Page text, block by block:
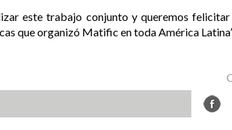
este trabajo conjunto y queremos
que organizó Matific en toda América